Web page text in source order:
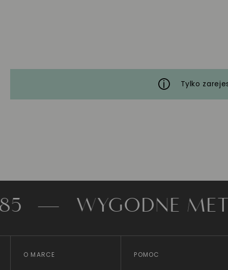
Tylko
WYGODNE METODY
O MARCE POMOC